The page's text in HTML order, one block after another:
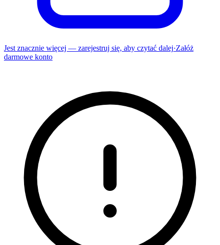
Jest znacznie więcej — zarejestruj się, aby czytać dalej·Załóż
darmowe konto